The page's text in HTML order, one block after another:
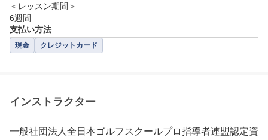
＜レッスン期間＞
6週間
支払い方法
現金 クレジットカード
インストラクター
一般社団法人全日本ゴルフスクールプロ指導者連盟認定資